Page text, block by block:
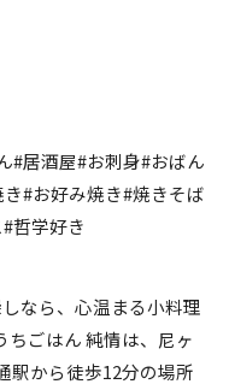
#居酒屋#お刺身#おばん
#お好み焼き#焼きそば
哲学好き
なら、心温まる小料理
ちごはん 純情は、尼ヶ
駅から徒歩12分の場所